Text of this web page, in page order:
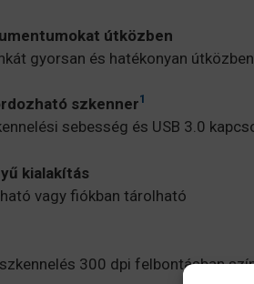
útközben
gyorsan és hatékonyan útközben
szkenner1
sebesség és USB 3.0
kialakítás
vagy fiókban tárolható
300 dpi felbontásban